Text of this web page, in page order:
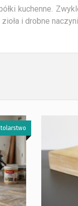
kuchenne.
i drobne